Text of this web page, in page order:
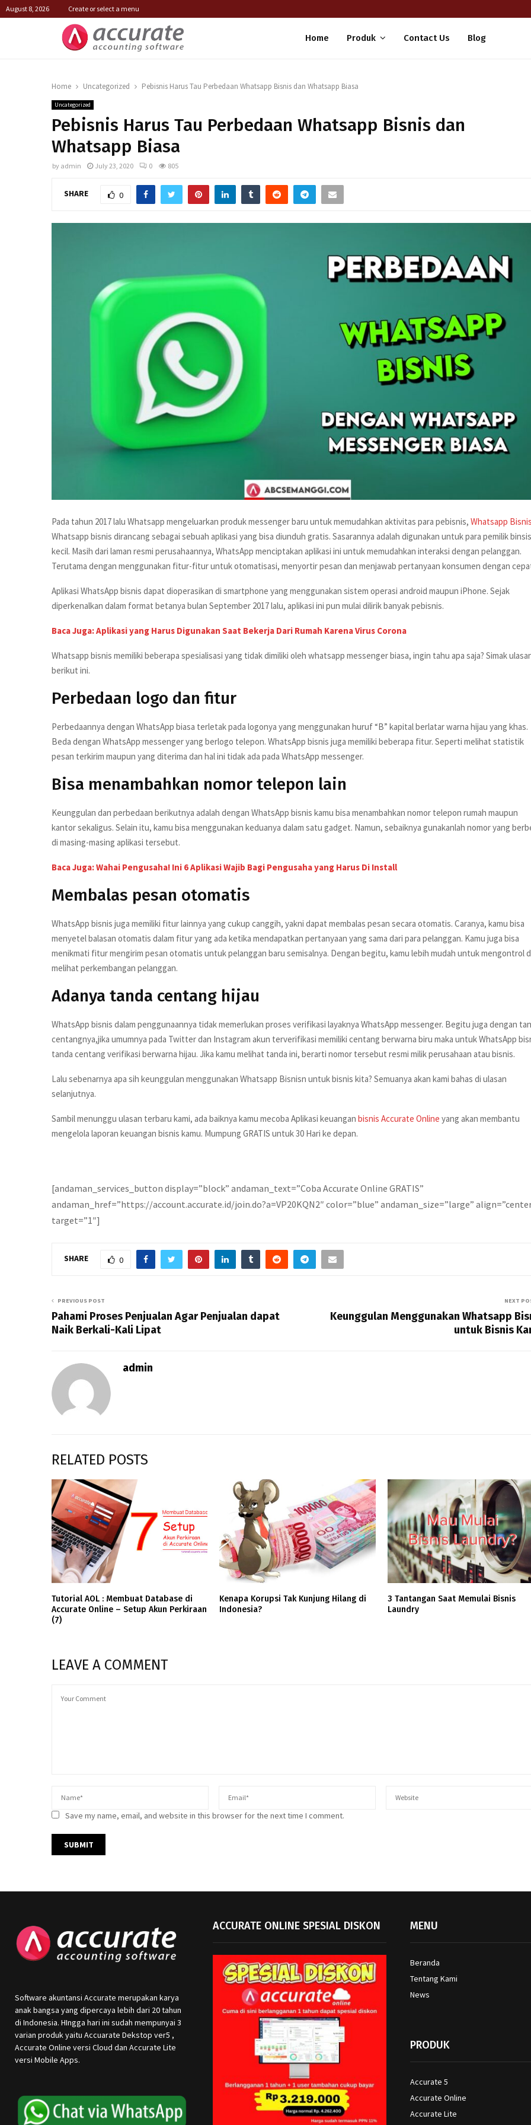
August 8, 2026 Create or select a menu
Home Produk Contact Us Blog
Home Uncategorized Pebisnis Harus Tau Perbedaan Whatsapp Bisnis dan Whatsapp Biasa
Uncategorized
Pebisnis Harus Tau Perbedaan Whatsapp Bisnis dan
Whatsapp Biasa
by admin July 23, 2020 0 805
SHARE 0
Pada tahun 2017 lalu Whatsapp mengeluarkan produk messenger baru untuk memudahkan aktivitas para pebisnis, Whatsapp
Whatsapp bisnis dirancang sebagai sebuah aplikasi yang bisa diunduh gratis. Sasarannya adalah digunakan untuk para pemilik binsis
kecil. Masih dari laman resmi perusahaannya, WhatsApp menciptakan aplikasi ini untuk memudahkan interaksi dengan pelanggan.
Terutama dengan menggunakan fitur-fitur untuk otomatisasi, menyortir pesan dan menjawab pertanyaan konsumen dengan
Aplikasi WhatsApp bisnis dapat dioperasikan di smartphone yang menggunakan sistem operasi android maupun iPhone. Sejak
diperkenalkan dalam format betanya bulan September 2017 lalu, aplikasi ini pun mulai dilirik banyak pebisnis.
Baca Juga: Aplikasi yang Harus Digunakan Saat Bekerja Dari Rumah Karena Virus Corona
Whatsapp bisnis memiliki beberapa spesialisasi yang tidak dimiliki oleh whatsapp messenger biasa, ingin tahu apa saja? Simak
berikut ini.
Perbedaan logo dan fitur
Perbedaannya dengan WhatsApp biasa terletak pada logonya yang menggunakan huruf “B” kapital berlatar warna hijau yang khas.
Beda dengan WhatsApp messenger yang berlogo telepon. WhatsApp bisnis juga memiliki beberapa fitur. Seperti melihat statistik
pesan terkirim maupun yang diterima dan hal ini tidak ada pada WhatsApp messenger.
Bisa menambahkan nomor telepon lain
Keunggulan dan perbedaan berikutnya adalah dengan WhatsApp bisnis kamu bisa menambahkan nomor telepon rumah maupun
kantor sekaligus. Selain itu, kamu bisa menggunakan keduanya dalam satu gadget. Namun, sebaiknya gunakanlah nomor yang
di masing-masing aplikasi tersebut.
Baca Juga: Wahai Pengusaha! Ini 6 Aplikasi Wajib Bagi Pengusaha yang Harus Di Install
Membalas pesan otomatis
WhatsApp bisnis juga memiliki fitur lainnya yang cukup canggih, yakni dapat membalas pesan secara otomatis. Caranya, kamu bisa
menyetel balasan otomatis dalam fitur yang ada ketika mendapatkan pertanyaan yang sama dari para pelanggan. Kamu juga bisa
menikmati fitur mengirim pesan otomatis untuk pelanggan baru semisalnya. Dengan begitu, kamu lebih mudah untuk mengontrol
melihat perkembangan pelanggan.
Adanya tanda centang hijau
WhatsApp bisnis dalam penggunaannya tidak memerlukan proses verifikasi layaknya WhatsApp messenger. Begitu juga dengan
centangnya,jika umumnya pada Twitter dan Instagram akun terverifikasi memiliki centang berwarna biru maka untuk WhatsApp
tanda centang verifikasi berwarna hijau. Jika kamu melihat tanda ini, berarti nomor tersebut resmi milik perusahaan atau bisnis.
Lalu sebenarnya apa sih keunggulan menggunakan Whatsapp Bisnisn untuk bisnis kita? Semuanya akan kami bahas di ulasan
selanjutnya.
Sambil menunggu ulasan terbaru kami, ada baiknya kamu mecoba Aplikasi keuangan bisnis Accurate Online yang akan membantu
mengelola laporan keuangan bisnis kamu. Mumpung GRATIS untuk 30 Hari ke depan.
[andaman_services_button display=”block” andaman_text=”Coba Accurate Online GRATIS”
andaman_href=”https://account.accurate.id/join.do?a=VP20KQN2″ color=”blue” andaman_size=”large”
target=”1″]
SHARE 0
PREVIOUS POST
Pahami Proses Penjualan Agar Penjualan dapat
Naik Berkali-Kali Lipat
NEXT
Keunggulan Menggunakan Whatsapp
untuk Bisnis
admin
RELATED POSTS
Tutorial AOL : Membuat Database di
Accurate Online – Setup Akun Perkiraan
(7)
Kenapa Korupsi Tak Kunjung Hilang di
Indonesia?
3 Tantangan Saat Memulai Bisnis
Laundry
LEAVE A COMMENT
Save my name, email, and website in this browser for the next time I comment.
Software akuntansi Accurate merupakan karya
anak bangsa yang dipercaya lebih dari 20 tahun
di Indonesia. HIngga hari ini sudah mempunyai 3
varian produk yaitu Accuarate Dekstop ver5 ,
Accurate Online versi Cloud dan Accurate Lite
versi Mobile Apps.
ACCURATE ONLINE SPESIAL DISKON MENU
Beranda
Tentang Kami
News
PRODUK
Accurate 5
Accurate Online
Accurate Lite